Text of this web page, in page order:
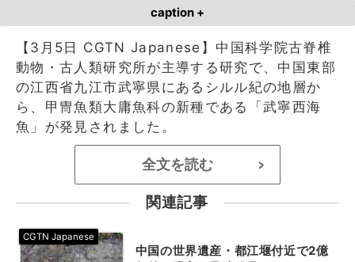
caption +
【3月5日 CGTN Japanese】中国科学院古脊椎
動物・古人類研究所が主導する研究で、中国東部
の江西省九江市武寧県にあるシルル紀の地層か
ら、甲冑魚類大庸魚科の新種である「武寧西海
魚」が発見されました。
全文を読む >
関連記事
中国の世界遺産・都江堰付近で2億